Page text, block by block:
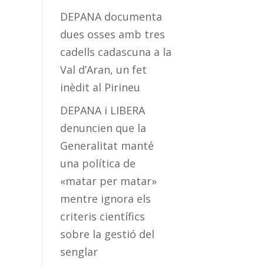
DEPANA documenta
dues osses amb tres
cadells cadascuna a la
Val d’Aran, un fet
inèdit al Pirineu
DEPANA i LIBERA
denuncien que la
Generalitat manté
una política de
«matar per matar»
mentre ignora els
criteris científics
sobre la gestió del
senglar